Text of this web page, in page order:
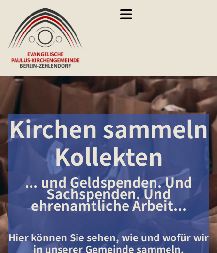
Zum Inhalt springen
Kirchen sammeln
Kollekten
... und Geldspenden. Und
Sachspenden. Und
ehrenamtliche Arbeit...
Hier können Sie sehen, wie und wofür wir
in unserer Gemeinde sammeln.